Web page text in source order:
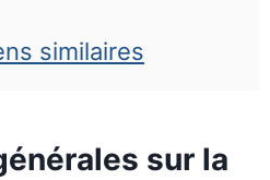
similaires
sur la